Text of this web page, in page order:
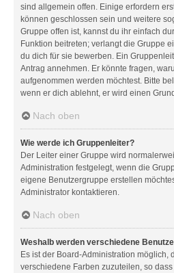
sind allgemein offen. Einige erfordern
können geschlossen sein und weitere
Gruppe offen ist, kannst du ihr einfach
Funktion beitreten; verlangt die Gruppe
du dich für sie bewerben. Ein
Antrag annehmen. Er könnte fragen,
aufgenommen werden möchtest. Bitte
wenn er dich ablehnt, er wird einen
Nach oben
Wie werde ich Gruppenleiter?
Der Leiter einer Gruppe wird
Administration festgelegt, wenn die
eigene Benutzergruppe erstellen
Administrator kontaktieren.
Nach oben
Weshalb werden verschiedene
Es ist der Board-Administration möglich,
verschiedene Farben zuzuteilen, so